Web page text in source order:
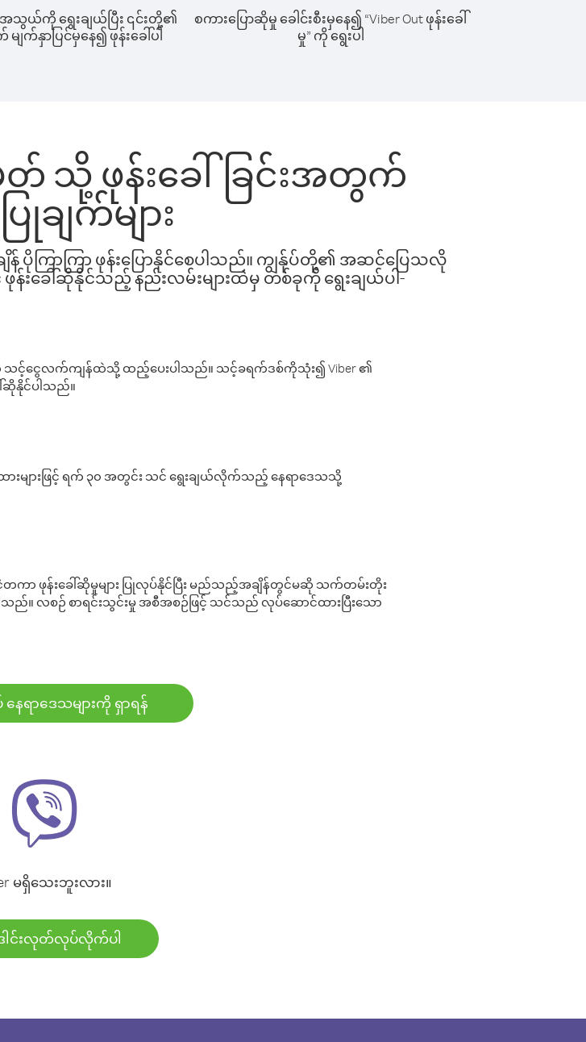
သွယ်ကို ရွေးချယ်ပြီး ၎င်းတို့၏
က်နှာပြင်မှနေ၍ ဖုန်းခေါ်ပါ
စကားပြောဆိုမှု ခေါင်းစီးမှနေ၍ “Viber Out ဖုန်းခေါ်
မှု” ကို ရွေးပါ
မတ် သို့ ဖုန်းခေါ်ခြင်းအတွက်
ချက်များ
ပိုကြာကြာ ဖုန်းပြောနိုင်စေပါသည်။ ကျွန်ုပ်တို့၏ အဆင်ပြေသလို
န်းခေါ်ဆိုနိုင်သည့် နည်းလမ်းများထဲမှ တစ်ခုကို ရွေးချယ်ပါ-
င့်ငွေလက်ကျန်ထဲသို့ ထည့်ပေးပါသည်။ သင့်ခရက်ဒစ်ကိုသုံး၍ Viber ၏
ဆိုနိုင်ပါသည်။
များဖြင့် ရက် ၃၀ အတွင်း သင် ရွေးချယ်လိုက်သည့် နေရာဒေသသို့
ငံတကာ ဖုန်းခေါ်ဆိုမှုများ ပြုလုပ်နိုင်ပြီး မည်သည့်အချိန်တွင်မဆို သက်တမ်းတိုး
။ လစဉ် စာရင်းသွင်းမှု အစီအစဉ်ဖြင့် သင်သည် လုပ်ဆောင်ထားပြီးသော
ေရာဒေသများကို ရှာရန်
မရှိသေးဘူးလား။
ါင်းလုတ်လုပ်လိုက်ပါ